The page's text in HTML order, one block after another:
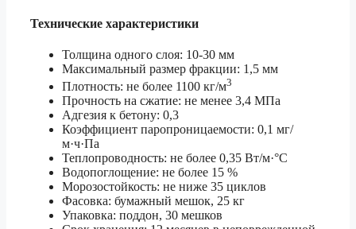
Технические характеристики
Толщина одного слоя: 10-30 мм
Максимальный размер фракции: 1,5 мм
Плотность: не более 1100 кг/м3
Прочность на сжатие: не менее 3,4 МПа
Адгезия к бетону: 0,3
Коэффициент паропроницаемости: 0,1 мг/
м·ч·Па
Теплопроводность: не более 0,35 Вт/м·°С
Водопоглощение: не более 15 %
Морозостойкость: не ниже 35 циклов
Фасовка: бумажный мешок, 25 кг
Упаковка: поддон, 30 мешков